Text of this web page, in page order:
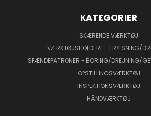
KATEGORIER
SKÆRENDE VÆRKTØJ
VÆRKTØJSHOLDERE - FRÆSNING/
SPÆNDEPATRONER - BORING/DREJNING/
OPSTILLINGSVÆRKTØJ
INSPEKTIONSVÆRKTØJ
HÅNDVÆRKTØJ